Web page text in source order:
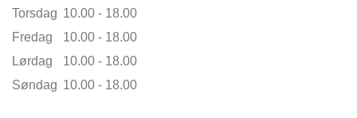
Torsdag 10.00 - 18.00
Fredag
10.00 - 18.00
Lørdag
10.00 - 18.00
Søndag 10.00 - 18.00